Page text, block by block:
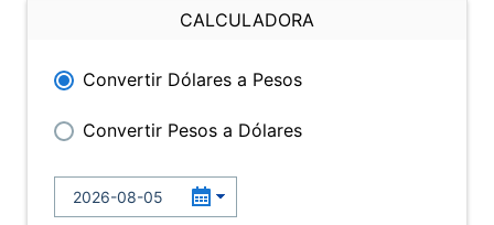
CALCULADORA
Convertir Dólares a Pesos
Convertir Pesos a Dólares